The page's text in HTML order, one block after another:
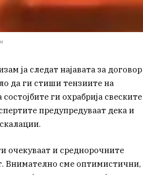
ја следат најавата за договор
да ги стиши тензиите на
ги охрабрија свеските
предупредуваат дека и
очекуваат и среднорочните
Внимателно сме оптимистични,